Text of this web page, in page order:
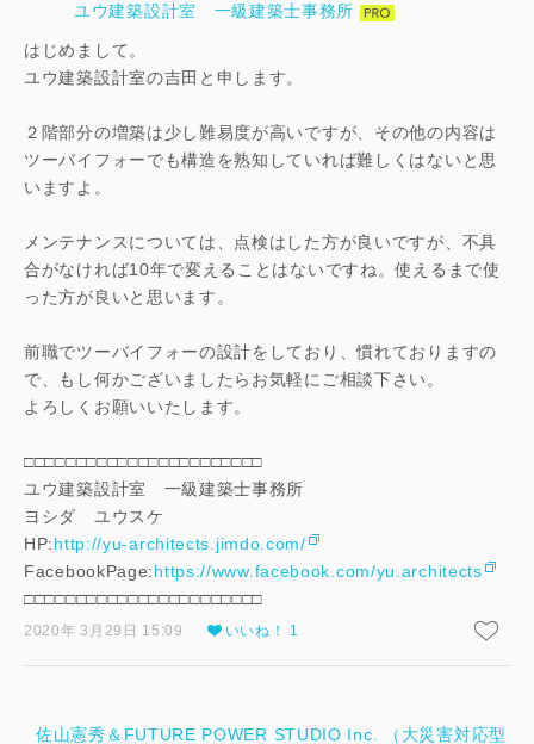
ユウ建築設計室 一級建築士事務所
はじめまして。
ユウ建築設計室の吉田と申します。
２階部分の増築は少し難易度が高いですが、その他の内容は
ツーバイフォーでも構造を熟知していれば難しくはないと思
いますよ。
メンテナンスについては、点検はした方が良いですが、不具
合がなければ10年で変えることはないですね。使えるまで使
った方が良いと思います。
前職でツーバイフォーの設計をしており、慣れておりますの
で、もし何かございましたらお気軽にご相談下さい。
よろしくお願いいたします。
□□□□□□□□□□□□□□□□□□□□□□□
ユウ建築設計室 一級建築士事務所
ヨシダ ユウスケ
HP:http://yu-architects.jimdo.com/
FacebookPage:https://www.facebook.com/yu.architects
□□□□□□□□□□□□□□□□□□□□□□□
2020年 3月29日 15:09 いいね！ 1
佐山憲秀＆FUTURE POWER STUDIO Inc. （大災害対応型